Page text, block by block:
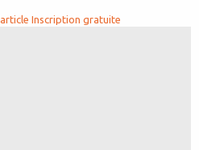
Inscription gratuite